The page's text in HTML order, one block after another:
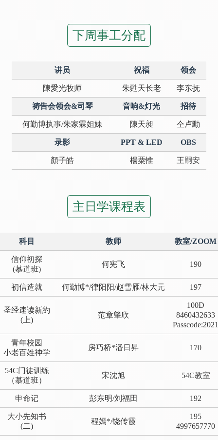
下周事工分配
讲员 祝福 领会
陳愛光牧师 朱甦天长老 李东抚
祷告会领会&司琴 音响&灯光 招待
何勤博执事/朱家霖姐妹 陳天昶 仝卢勳
录影 PPT & LED OBS
顏子皓 楊粟惟 王嗣安
主日学课程表
科目 教师 教室/ZOOM
信仰初探
(慕道班)
何宪飞 190
初信造就 何勤博*/律阳阳/赵雪雁/林大元 197
圣经速读新約
(上)
范章肇欣
100D
8460432633
Passcode:2021
青年校园
小老百姓神学
房巧桥*潘日昇 170
54C门徒训练
（慕道班）
宋沈旭 54C教室
申命记 彭东明/刘福田 192
大小先知书
(二)
程嫣*/饶传霞
195
4997657770